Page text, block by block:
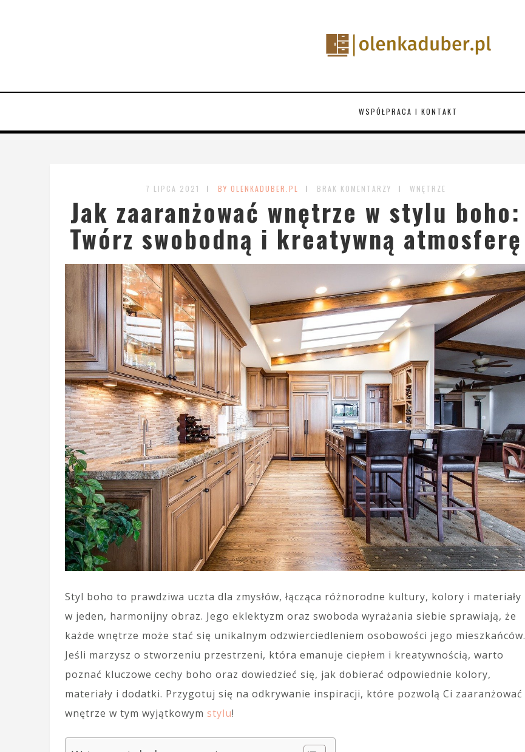
WSPÓŁPRACA I KONTAKT
7 LIPCA 2021 BY OLENKADUBER.PL BRAK KOMENTARZY WNĘTRZE
Jak zaaranżować wnętrze w stylu boho:
Twórz swobodną i kreatywną atmosferę
Styl boho to prawdziwa uczta dla zmysłów, łącząca różnorodne kultury, kolory i materiały
w jeden, harmonijny obraz. Jego eklektyzm oraz swoboda wyrażania siebie sprawiają, że
każde wnętrze może stać się unikalnym odzwierciedleniem osobowości jego mieszkańców.
Jeśli marzysz o stworzeniu przestrzeni, która emanuje ciepłem i kreatywnością, warto
poznać kluczowe cechy boho oraz dowiedzieć się, jak dobierać odpowiednie kolory,
materiały i dodatki. Przygotuj się na odkrywanie inspiracji, które pozwolą Ci zaaranżować
wnętrze w tym wyjątkowym stylu!